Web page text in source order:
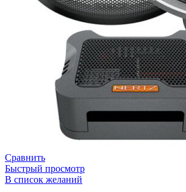
Сравнить
Быстрый просмотр
В список желаний